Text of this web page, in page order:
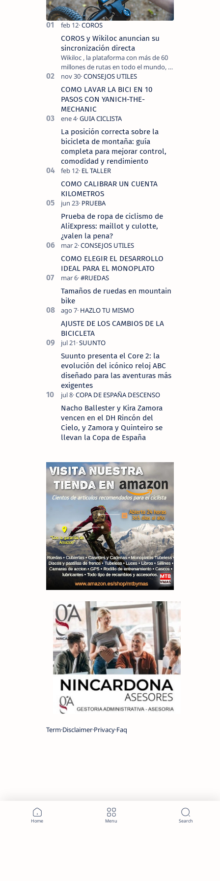
realizando…
COROS y Wikiloc anuncian su
sincronización directa
Wikiloc , la plataforma con más de 60
millones de rutas en todo el mundo, y
COROS , marca de dispositivos GPS
reconocida mundialmente por su
tecnolo…
COMO LAVAR LA BICI EN 10
PASOS CON YANICH-THE-
MECHANIC
La posición correcta sobre la
bicicleta de montaña: guía
completa para mejorar control,
comodidad y rendimiento
COMO CALIBRAR UN CUENTA
KILOMETROS
Prueba de ropa de ciclismo de
AliExpress: maillot y culotte,
¿valen la pena?
COMO ELEGIR EL DESARROLLO
IDEAL PARA EL MONOPLATO
Tamaños de ruedas en mountain
bike
AJUSTE DE LOS CAMBIOS DE LA
BICICLETA
Suunto presenta el Core 2: la
evolución del icónico reloj ABC
diseñado para las aventuras más
exigentes
Nacho Ballester y Kira Zamora
vencen en el DH Rincón del
Cielo, y Zamora y Quinteiro se
llevan la Copa de España
Term Disclaimer Privacy Faq